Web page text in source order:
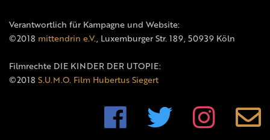
Verantwortlich für Kampagne und Website:
©2018 mittendrin e.V., Luxemburger Str. 189, 50939 Köln
Filmrechte DIE KINDER DER UTOPIE:
©2018 S.U.M.O. Film Hubertus Siegert